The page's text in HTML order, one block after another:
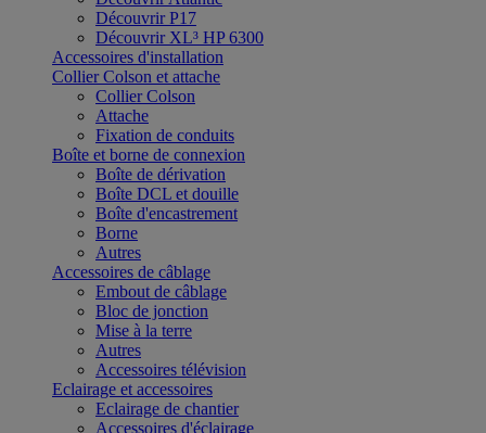
Découvrir P17
Découvrir XL³ HP 6300
Accessoires d'installation
Collier Colson et attache
Collier Colson
Attache
Fixation de conduits
Boîte et borne de connexion
Boîte de dérivation
Boîte DCL et douille
Boîte d'encastrement
Borne
Autres
Accessoires de câblage
Embout de câblage
Bloc de jonction
Mise à la terre
Autres
Accessoires télévision
Eclairage et accessoires
Eclairage de chantier
Accessoires d'éclairage